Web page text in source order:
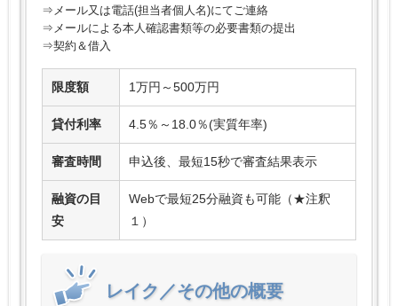
⇒メール又は電話(担当者個人名)にてご連絡
⇒メールによる本人確認書類等の必要書類の提出
⇒契約＆借入
限度額 1万円～500万円
貸付利率 4.5％～18.0％(実質年率)
審査時間 申込後、最短15秒で審査結果表示
融資の目
安
Webで最短25分融資も可能（★注釈
１）
レイク／その他の概要